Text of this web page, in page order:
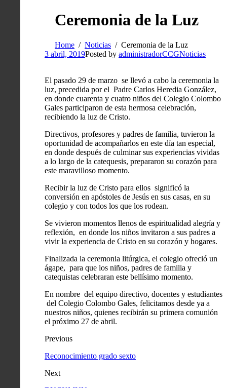
Ceremonia de la Luz
Home Noticias
Ceremonia de la Luz
3 abril, 2019Posted by administradorCCGNoticias
El pasado 29 de marzo se llevó a cabo la ceremonia la
luz, precedida por el Padre Carlos Heredia González,
en donde cuarenta y cuatro niños del Colegio Colombo
Gales participaron de esta hermosa celebración,
recibiendo la luz de Cristo.
Directivos, profesores y padres de familia, tuvieron la
oportunidad de acompañarlos en este día tan especial,
en donde después de culminar sus experiencias vividas
a lo largo de la catequesis, prepararon su corazón para
este maravilloso momento.
Recibir la luz de Cristo para ellos significó la
conversión en apóstoles de Jesús en sus casas, en su
colegio y con todos los que los rodean.
Se vivieron momentos llenos de espiritualidad alegría y
reflexión, en donde los niños invitaron a sus padres a
vivir la experiencia de Cristo en su corazón y hogares.
Finalizada la ceremonia litúrgica, el colegio ofreció un
ágape, para que los niños, padres de familia y
catequistas celebraran este bellísimo momento.
En nombre del equipo directivo, docentes y estudiantes
del Colegio Colombo Gales, felicitamos desde ya a
nuestros niños, quienes recibirán su primera comunión
el próximo 27 de abril.
Previous
Reconocimiento grado sexto
Next